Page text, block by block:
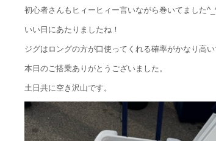
初心者さんもヒィーヒィー言いながら巻いてました
いい日にあたりましたね！
ジグはロングの方が口使ってくれる確率がかなり高い
本日のご搭乗ありがとうございました。
土日共に空き沢山です。